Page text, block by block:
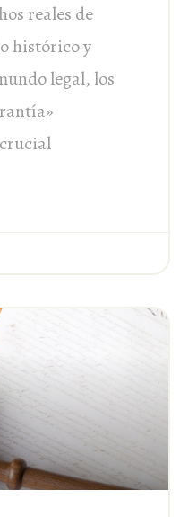
reales de
histórico y
legal, los